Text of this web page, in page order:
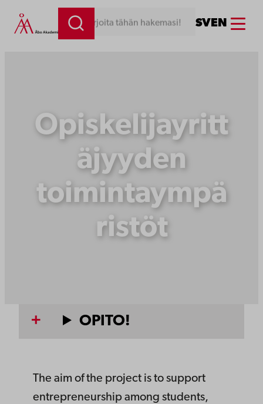
Siirry
sisältöön
Kirjoita tähän hakemasi! SVEN Menu
Opiskelijayritt
äjyyden
toimintaympä
ristöt
OPITO!
The aim of the project is to support
entrepreneurship among students,